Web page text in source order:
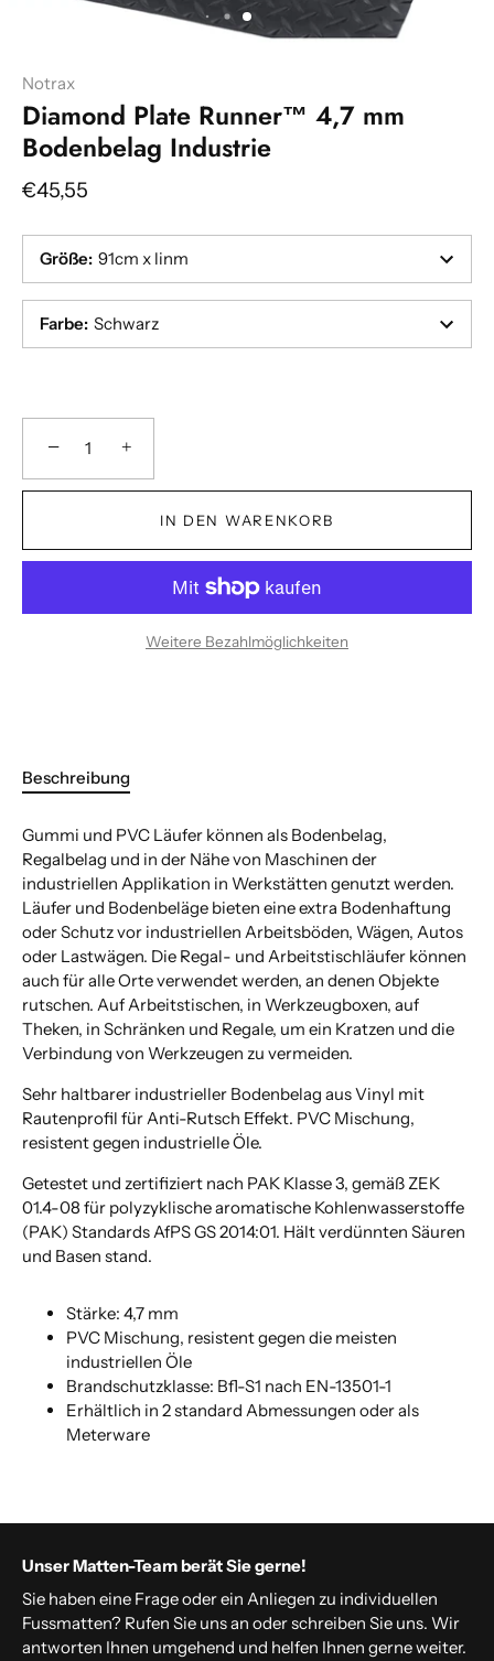
Notrax
Diamond Plate Runner™ 4,7 mm
Bodenbelag Industrie
€45,55
Größe: 91cm x linm
Farbe: Schwarz
− +
IN DEN WARENKORB
Weitere Bezahlmöglichkeiten
Beschreibung
Gummi und PVC Läufer können als Bodenbelag,
Regalbelag und in der Nähe von Maschinen der
industriellen Applikation in Werkstätten genutzt werden.
Läufer und Bodenbeläge bieten eine extra Bodenhaftung
oder Schutz vor industriellen Arbeitsböden, Wägen, Autos
oder Lastwägen. Die Regal- und Arbeitstischläufer können
auch für alle Orte verwendet werden, an denen Objekte
rutschen. Auf Arbeitstischen, in Werkzeugboxen, auf
Theken, in Schränken und Regale, um ein Kratzen und die
Verbindung von Werkzeugen zu vermeiden.
Sehr haltbarer industrieller Bodenbelag aus Vinyl mit
Rautenprofil für Anti-Rutsch Effekt. PVC Mischung,
resistent gegen industrielle Öle.
Getestet und zertifiziert nach PAK Klasse 3, gemäß ZEK
01.4-08 für polyzyklische aromatische Kohlenwasserstoffe
(PAK) Standards AfPS GS 2014:01. Hält verdünnten Säuren
und Basen stand.
Stärke: 4,7 mm
PVC Mischung, resistent gegen die meisten
industriellen Öle
Brandschutzklasse: Bfl-S1 nach EN-13501-1
Erhältlich in 2 standard Abmessungen oder als
Meterware
Unser Matten-Team berät Sie gerne!
Sie haben eine Frage oder ein Anliegen zu individuellen
Fussmatten? Rufen Sie uns an oder schreiben Sie uns. Wir
antworten Ihnen umgehend und helfen Ihnen gerne weiter.